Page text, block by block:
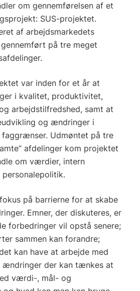
om gennemførelsen af et
SUS-projektet.
af arbejdsmarkedets
på tre meget
var inden for et år at
i kvalitet, produktivitet,
arbejdstilfredshed, samt at
og ændringer i
Udmøntet på tre
afdelinger kom projektet
om værdier, intern
på barrierne for at skabe
Emner, der diskuteres, er
forbedringer vil opstå senere;
sammen kan forandre;
kan have at arbejde med
ændringer der kan tænkes at
værdi-, mål- og